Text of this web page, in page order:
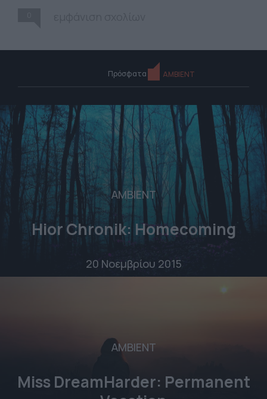
Πρόσφατα AMBIENT
AMBIENT
Hior Chronik: Homecoming
20 Νοεμβρίου 2015
AMBIENT
Miss DreamHarder: Permanent